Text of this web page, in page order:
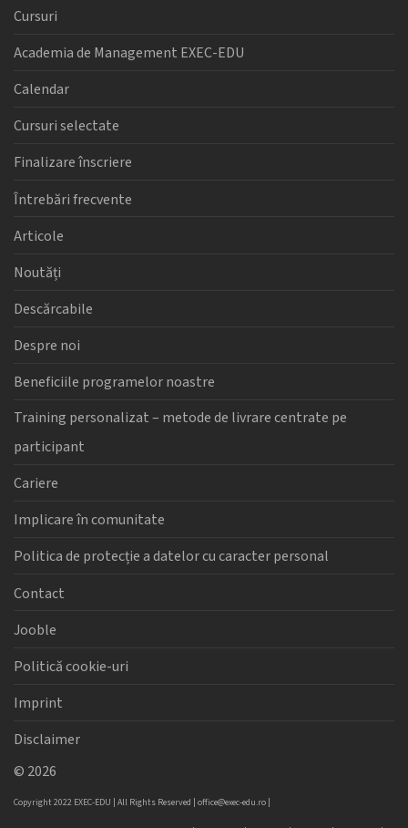
Cursuri
Academia de Management EXEC-EDU
Calendar
Cursuri selectate
Finalizare înscriere
Întrebări frecvente
Articole
Noutăți
Descărcabile
Despre noi
Beneficiile programelor noastre
Training personalizat – metode de livrare centrate pe
participant
Cariere
Implicare în comunitate
Politica de protecție a datelor cu caracter personal
Contact
Jooble
Politică cookie-uri
Imprint
Disclaimer
© 2026
Copyright 2022 EXEC-EDU | All Rights Reserved | office@exec-edu.ro